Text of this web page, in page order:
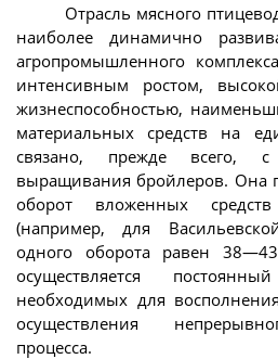
Отрасль мясного
наиболее динамично
агропромышленного
интенсивным ростом,
жизнеспособностью,
материальных средств на
связано, прежде всего, с
выращивания бройлеров. Она
оборот вложенных
(например, для
одного оборота равен
осуществляется
необходимых для
осуществления
процесса.